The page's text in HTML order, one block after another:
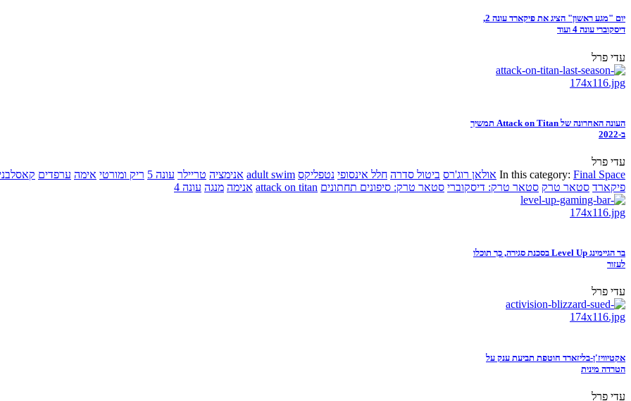
יום "מגע ראשון" הציג את פיקארד עונה 2,
דיסקוברי עונה 4 ועוד
עדי פרל
העונה האחרונה של Attack on Titan תמשיך
ב-2022
עדי פרל
In this category: Final Space אולאן רוג'רס ביטול סדרה חלל אינסופי נטפליקס adult swim אנימציה טריילר עונה 5 ריק ומורטי אימה ערפדים
פיקארד סטאר טרק סטאר טרק: דיסקוברי סטאר טרק: סיפונים תחתונים attack on titan אנימה מנגה עונה 4
בר הגיימינג Level Up בסכנת סגירה, כך תוכלו
לעזור
עדי פרל
אקטיוויז'ן-בליזארד חוטפת תביעת ענק על
הטרדה מינית
עדי פרל